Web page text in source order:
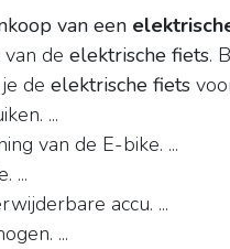
van een
de elektrische fiets.
je de elektrische fiets
...
van de E-bike. ...
...
accu. ...
...